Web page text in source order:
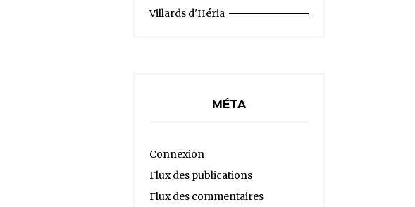
Villards d'Héria
MÉTA
Connexion
Flux des publications
Flux des commentaires